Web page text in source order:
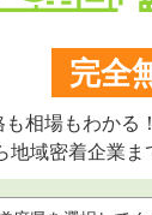
完全
も相場もわかる
地域密着企業ま